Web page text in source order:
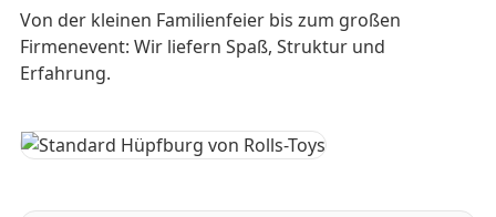
Von der kleinen Familienfeier bis zum großen
Firmenevent: Wir liefern Spaß, Struktur und
Erfahrung.